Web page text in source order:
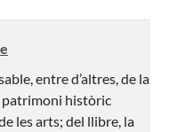
entre d’altres, de la
patrimoni històric
les arts; del llibre, la